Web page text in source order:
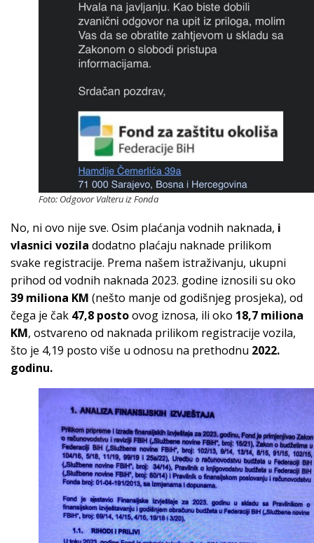
Foto: Odgovor Valteru iz Fonda
No, ni ovo nije sve. Osim plaćanja vodnih naknada, i
vlasnici vozila dodatno plaćaju naknade prilikom
svake registracije. Prema našem istraživanju, ukupni
prihod od vodnih naknada 2023. godine iznosili su oko
39 miliona KM (nešto manje od godišnjeg prosjeka), od
čega je čak 47,8 postoovog iznosa, ili oko 18,7 miliona
KM, ostvareno od naknada prilikom registracije vozila,
što je 4,19 posto više u odnosu na prethodnu 2022.
godinu.